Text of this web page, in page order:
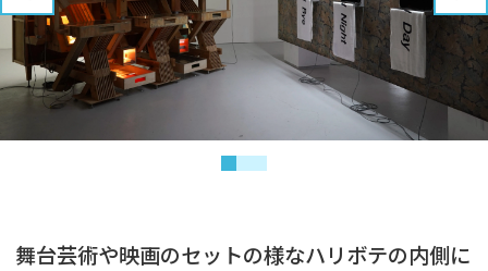
舞台芸術や映画のセットの様なハリボテの内側に